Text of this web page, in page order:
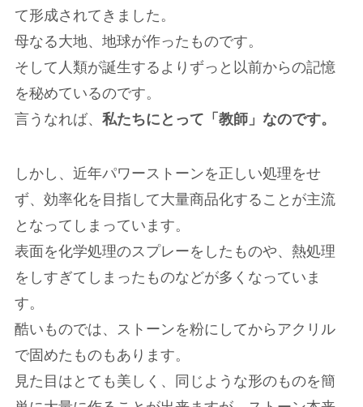
て形成されてきました。
母なる大地、地球が作ったものです。
そして人類が誕生するよりずっと以前からの記憶
を秘めているのです。
言うなれば、 私たちにとって「教師」なのです。
しかし、近年パワーストーンを正しい処理をせ
ず、効率化を目指して大量商品化することが主流
となってしまっています。
表面を化学処理のスプレーをしたものや、熱処理
をしすぎてしまったものなどが多くなっていま
す。
酷いものでは、ストーンを粉にしてからアクリル
で固めたものもあります。
見た目はとても美しく、同じような形のものを簡